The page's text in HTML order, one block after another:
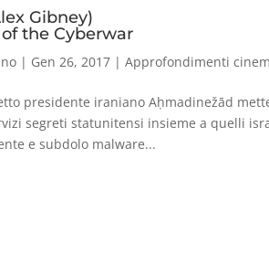
Gibney)
the Cyberwar
| Gen 26, 2017 |Approfondimenti
presidente iraniano Aḥmadinežād
segreti statunitensi insieme a quelli
e subdolo malware...